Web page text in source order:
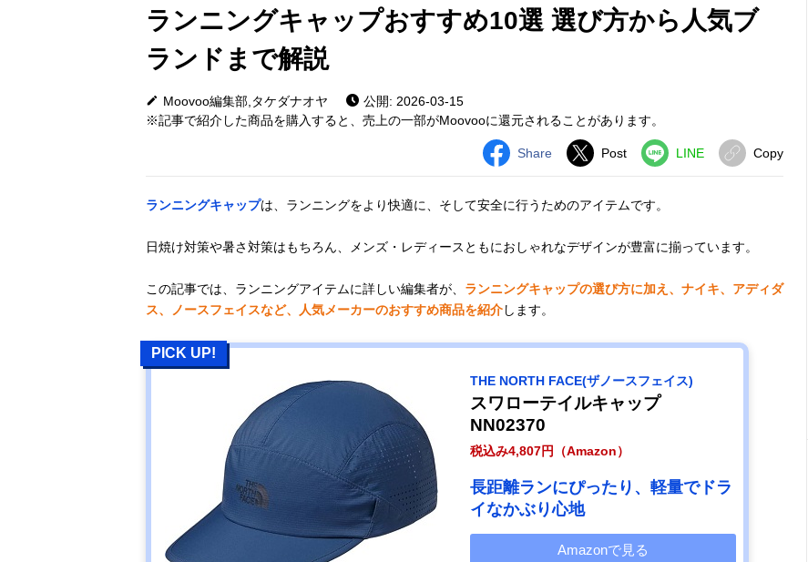
ランニングキャップおすすめ10選 選び方から人気ブ
ランドまで解説
Moovoo編集部,タケダナオヤ
公開: 2026-03-15
※記事で紹介した商品を購入すると、売上の一部がMoovooに還元されることがあります。
Share Post LINE Copy
ランニングキャップは、ランニングをより快適に、そして安全に行うためのアイテムです。
日焼け対策や暑さ対策はもちろん、メンズ・レディースともにおしゃれなデザインが豊富に揃っています。
この記事では、ランニングアイテムに詳しい編集者が、 ランニングキャップの選び方に加え、ナイキ、アディダ
ス、ノースフェイスなど、人気メーカーのおすすめ商品を紹介します。
PICK UP!
THE NORTH FACE(ザノースフェイス)
スワローテイルキャップ
NN02370
税込み4,807円（Amazon）
長距離ランにぴったり、軽量でドラ
イなかぶり心地
Amazonで見る